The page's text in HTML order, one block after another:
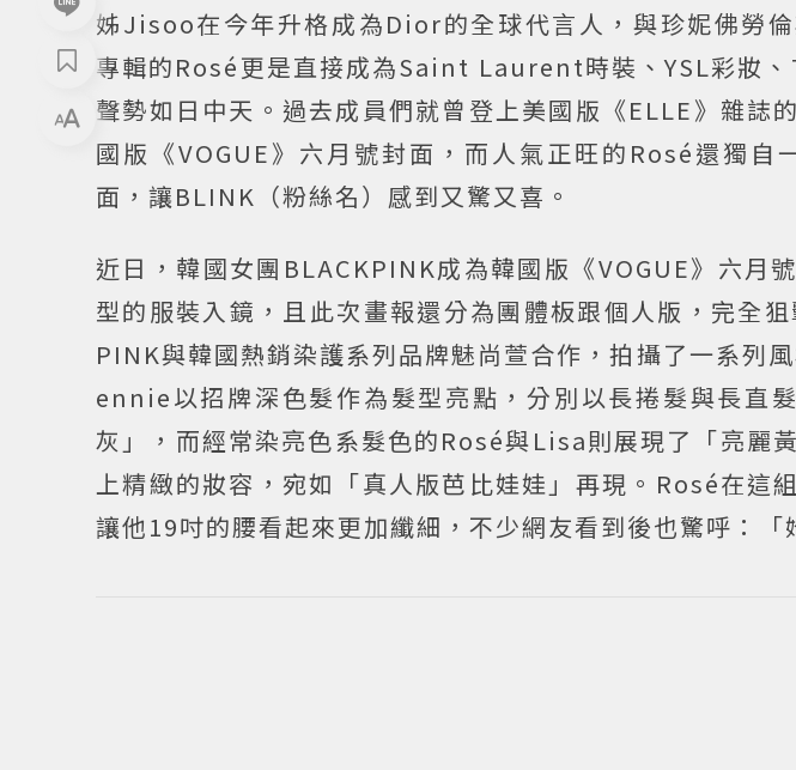
姊Jisoo在今年升格成為Dior的全球代言人，與珍妮佛勞
專輯的Rosé更是直接成為Saint Laurent時裝、YSL彩妝
聲勢如日中天。過去成員們就曾登上美國版 《ELLE》雜誌
國版《VOGUE》六月號封面，而人氣正旺的Rosé還獨自
面，讓BLINK（粉絲名）感到又驚又喜。
近日，韓國女團BLACKPINK成為韓國版《VOGUE》六月
型的服裝入鏡，且此次畫報還分為團體板跟個人版，完全
PINK與韓國熱銷染護系列品牌魅尚萱合作，拍攝了一系列
ennie以招牌深色髮作為髮型亮點，分別以長捲髮與長直
灰」，而經常染亮色系髮色的Rosé與Lisa則展現了「亮麗
上精緻的妝容，宛如「真人版芭比娃娃」再現。Rosé在這
讓他19吋的腰看起來更加纖細，不少網友看到後也驚呼：「